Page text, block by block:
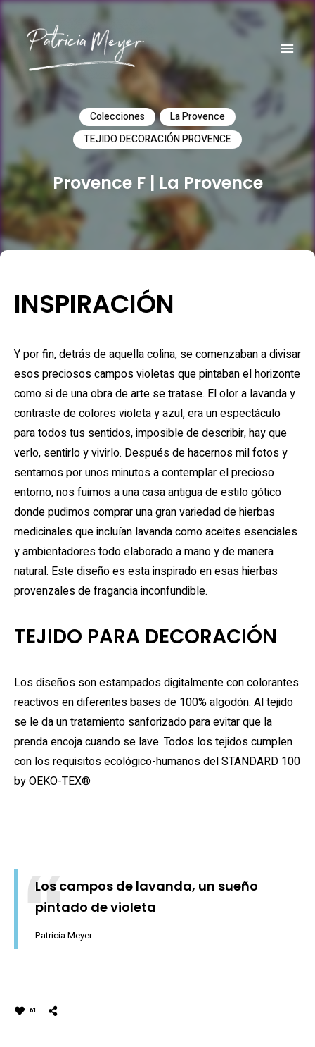
PATRICIA MEYER
Do it yourself
Colecciones
La Provence
TEJIDO DECORACIÓN PROVENCE
Provence F | La Provence
INSPIRACIÓN
Y por fin, detrás de aquella colina, se comenzaban a divisar
esos preciosos campos violetas que pintaban el horizonte
como si de una obra de arte se tratase. El olor a lavanda y
contraste de colores violeta y azul, era un espectáculo
para todos tus sentidos, imposible de describir, hay que
verlo, sentirlo y vivirlo. Después de hacernos mil fotos y
sentarnos por unos minutos a contemplar el precioso
entorno, nos fuimos a una casa antigua de estilo gótico
donde pudimos comprar una gran variedad de hierbas
medicinales que incluían lavanda como aceites esenciales
y ambientadores todo elaborado a mano y de manera
natural. Este diseño es esta inspirado en esas hierbas
provenzales de fragancia inconfundible.
TEJIDO PARA DECORACIÓN
Los diseños son estampados digitalmente con colorantes
reactivos en diferentes bases de 100% algodón. Al tejido
se le da un tratamiento sanforizado para evitar que la
prenda encoja cuando se lave. Todos los tejidos cumplen
con los requisitos ecológico-humanos del STANDARD 100
by OEKO-TEX®
Los campos de lavanda, un sueño
pintado de violeta
Patricia Meyer
61